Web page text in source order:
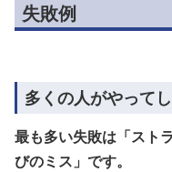
失敗例
多くの人がやって
最も多い失敗は「スト
びのミス」です。